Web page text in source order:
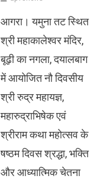
आगरा। यमुना तट स्थित
श्री महाकालेश्वर मंदिर,
बूढ़ी का नगला, दयालबाग
में आयोजित नौ दिवसीय
श्री रुद्र महायज्ञ,
महारुद्राभिषेक एवं
श्रीराम कथा महोत्सव के
षष्ठम दिवस श्रद्धा, भक्ति
और आध्यात्मिक चेतना